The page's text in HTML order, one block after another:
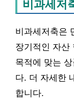
비과세저
비과세저축은
장기적인 자산
목적에 맞는
다. 더 자세한
합니다.